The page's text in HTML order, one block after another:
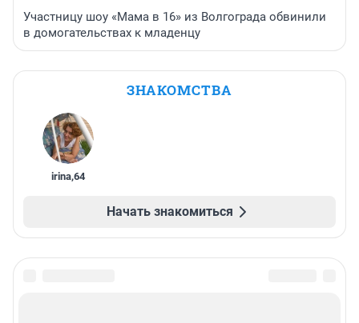
Участницу шоу «Мама в 16» из Волгограда обвинили
в домогательствах к младенцу
ЗНАКОМСТВА
irina,64
Начать знакомиться